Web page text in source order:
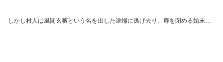
しかし村人は風間玄蕃という名を出した途端に逃げ去り、扉を閉める始末